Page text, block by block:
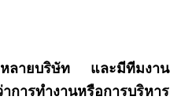
ลายบริษัท และมีทีมงาน
การทำงานหรือการบริหาร